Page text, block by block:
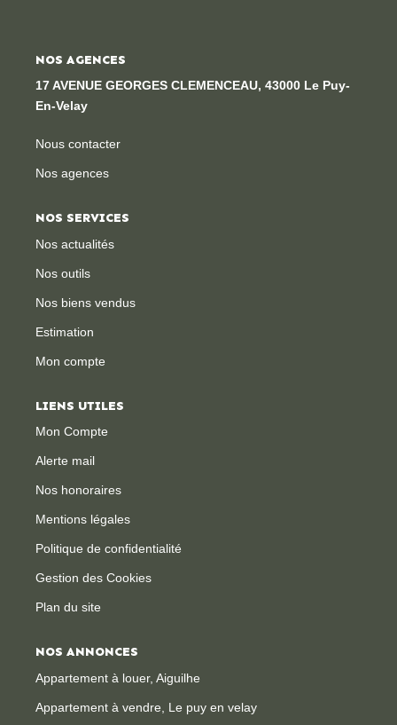
NOS AGENCES
17 AVENUE GEORGES CLEMENCEAU, 43000 Le Puy-
En-Velay
Nous contacter
Nos agences
NOS SERVICES
Nos actualités
Nos outils
Nos biens vendus
Estimation
Mon compte
LIENS UTILES
Mon Compte
Alerte mail
Nos honoraires
Mentions légales
Politique de confidentialité
Gestion des Cookies
Plan du site
NOS ANNONCES
Appartement à louer, Aiguilhe
Appartement à vendre, Le puy en velay